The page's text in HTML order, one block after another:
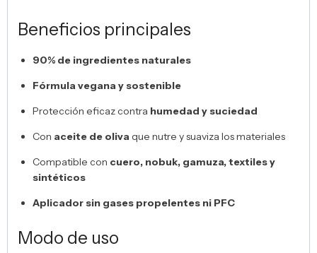
Beneficios principales
90% de ingredientes naturales
Fórmula vegana y sostenible
Protección eficaz contra humedad y suciedad
Con aceite de oliva que nutre y suaviza los materiales
Compatible con cuero, nobuk, gamuza, textiles y
sintéticos
Aplicador sin gases propelentes ni PFC
Modo de uso